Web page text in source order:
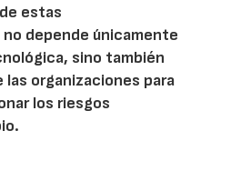
estas
depende únicamente
sino también
las organizaciones para
los riesgos